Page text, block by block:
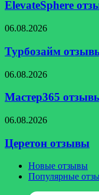
платят
нет?
ElevateSphere
Турбозайм
06.08.2026
Турбозайм
Мастер365
06.08.2026
Мастер365
Церетон
06.08.2026
Церетон отзывы
Новые отзывы
Популярные